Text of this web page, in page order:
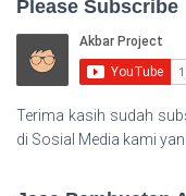
Please Subscribe
Terima kasih sudah
di Sosial Media kami